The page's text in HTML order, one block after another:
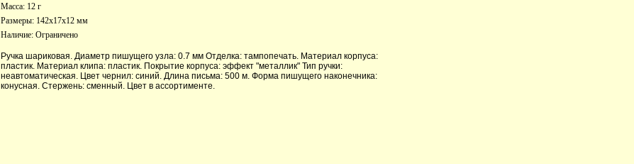
Масса: 12 г
Размеры: 142x17x12 мм
Наличие: Ограничено
Ручка шариковая. Диаметр пишущего узла: 0.7 мм Отделка: тампопечать. Материал корпуса:
пластик. Материал клипа: пластик. Покрытие корпуса: эффект "металлик" Тип ручки:
неавтоматическая. Цвет чернил: синий. Длина письма: 500 м. Форма пишущего наконечника:
конусная. Стержень: сменный. Цвет в ассортименте.